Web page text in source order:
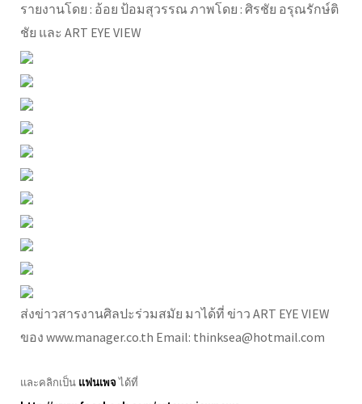
รายงานโดย : อ้อย ป้อมสุวรรณ ภาพโดย : ศิรชัย อรุณรักษ์ติ
ชัย และ ART EYE VIEW
ส่งข่าวสารงานศิลปะร่วมสมัย มาได้ที่ ข่าว ART EYE VIEW
ของ www.manager.co.th Email: thinksea@hotmail.com
และคลิกเป็น แฟนเพจได้ที่